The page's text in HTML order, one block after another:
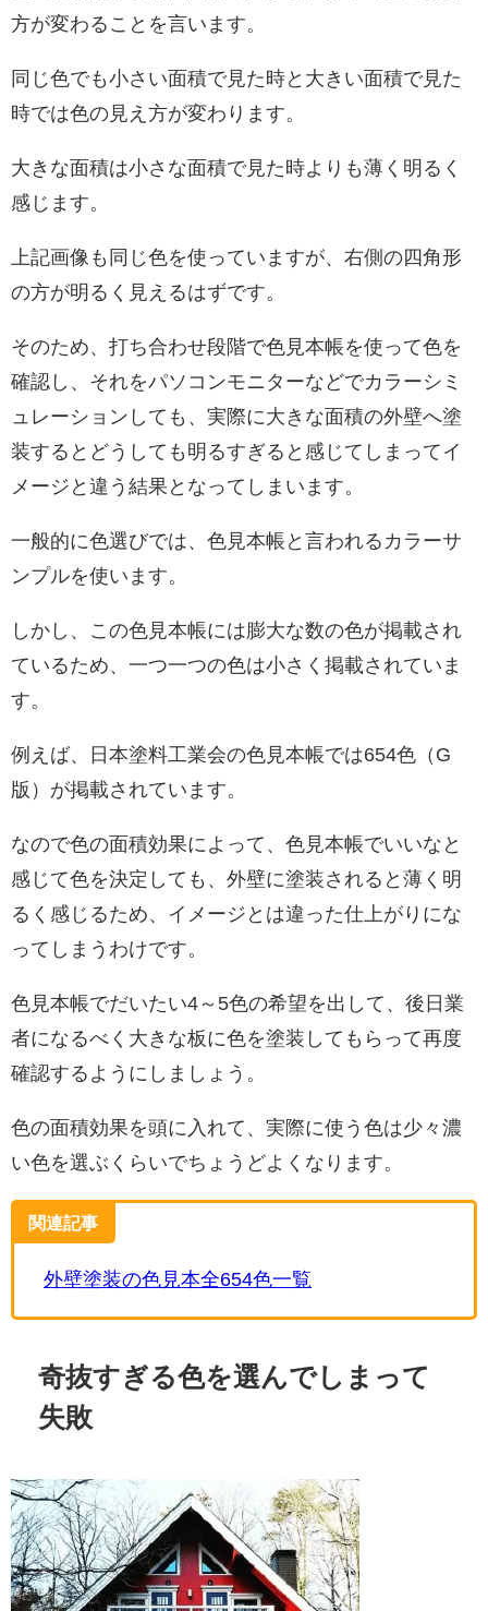
方が変わることを言います。
同じ色でも小さい面積で見た時と大きい面積で見た
時では色の見え方が変わります。
大きな面積は小さな面積で見た時よりも薄く明るく
感じます。
上記画像も同じ色を使っていますが、右側の四角形
の方が明るく見えるはずです。
そのため、打ち合わせ段階で色見本帳を使って色を
確認し、それをパソコンモニターなどでカラーシミ
ュレーションしても、実際に大きな面積の外壁へ塗
装するとどうしても明るすぎると感じてしまってイ
メージと違う結果となってしまいます。
一般的に色選びでは、色見本帳と言われるカラーサ
ンプルを使います。
しかし、この色見本帳には膨大な数の色が掲載され
ているため、一つ一つの色は小さく掲載されていま
す。
例えば、日本塗料工業会の色見本帳では654色（G
版）が掲載されています。
なので色の面積効果によって、色見本帳でいいなと
感じて色を決定しても、外壁に塗装されると薄く明
るく感じるため、イメージとは違った仕上がりにな
ってしまうわけです。
色見本帳でだいたい4～5色の希望を出して、後日業
者になるべく大きな板に色を塗装してもらって再度
確認するようにしましょう。
色の面積効果を頭に入れて、実際に使う色は少々濃
い色を選ぶくらいでちょうどよくなります。
関連記事
外壁塗装の色見本全654色一覧
奇抜すぎる色を選んでしまって
失敗